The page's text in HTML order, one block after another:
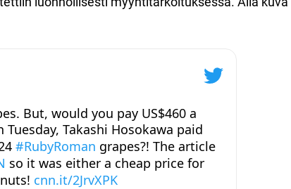
But, would you pay US$460 a
Takashi Hosokawa paid
#RubyRoman grapes?! The article
so it was either a cheap price for
cnn.it/2JrvXPK